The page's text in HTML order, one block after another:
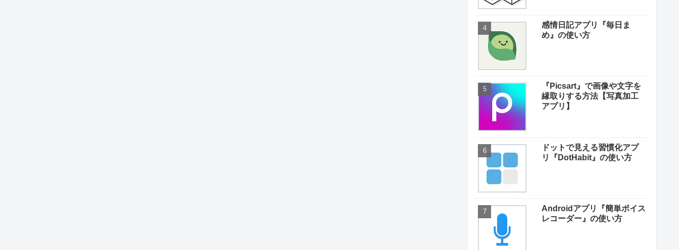
感情日記アプリ『毎日ま
め』の使い方
『Picsart』で画像や文字を
縁取りする方法【写真加工
アプリ】
ドットで見える習慣化アプ
リ『DotHabit』の使い方
Androidアプリ『簡単ボイス
レコーダー』の使い方